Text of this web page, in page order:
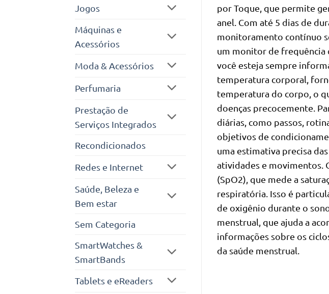
Jogos
Máquinas e
Acessórios
Moda & Acessórios
Perfumaria
Prestação de
Serviços Integrados
Recondicionados
Redes e Internet
Saúde, Beleza e
Bem estar
Sem Categoria
SmartWatches &
SmartBands
Tablets e eReaders
por Toque, que permite
anel. Com até 5 dias de
monitoramento contínuo
um monitor de frequência
você esteja sempre
temperatura corporal,
temperatura do corpo, o
doenças precocemente.
diárias, como passos,
objetivos de
uma estimativa precisa
atividades e movimentos.
(SpO2), que mede a
respiratória. Isso é
de oxigênio durante o
menstrual, que ajuda a
informações sobre os
da saúde menstrual.